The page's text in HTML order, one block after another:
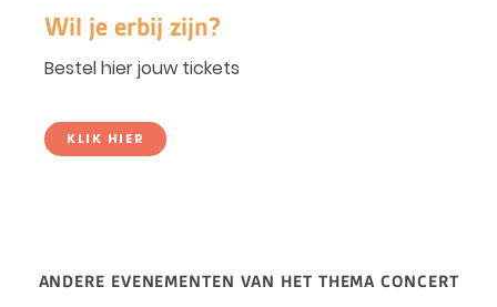
Wil je erbij zijn?
Bestel hier jouw tickets
KLIK HIER
ANDERE EVENEMENTEN VAN HET THEMA CONCERT